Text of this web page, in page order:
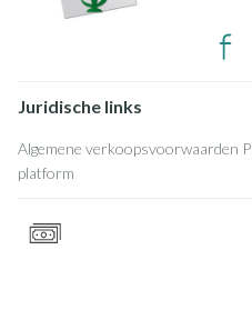
Juridische links
Algemene verkoopsvoorwaarden
platform